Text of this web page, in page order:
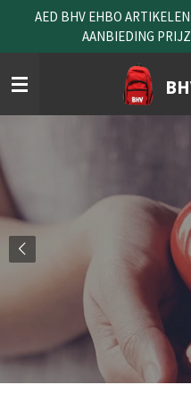
naar
de
hoofdinhoud
AED BHV EHBO
AANBIEDING